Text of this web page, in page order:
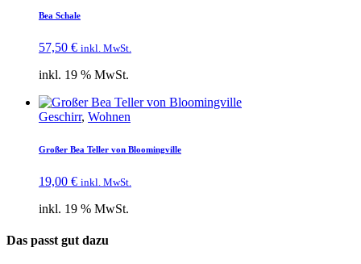
Bea Schale
57,50 € inkl. MwSt.
inkl. 19 % MwSt.
Geschirr, Wohnen
Großer Bea Teller von Bloomingville
19,00 € inkl. MwSt.
inkl. 19 % MwSt.
Das passt gut dazu